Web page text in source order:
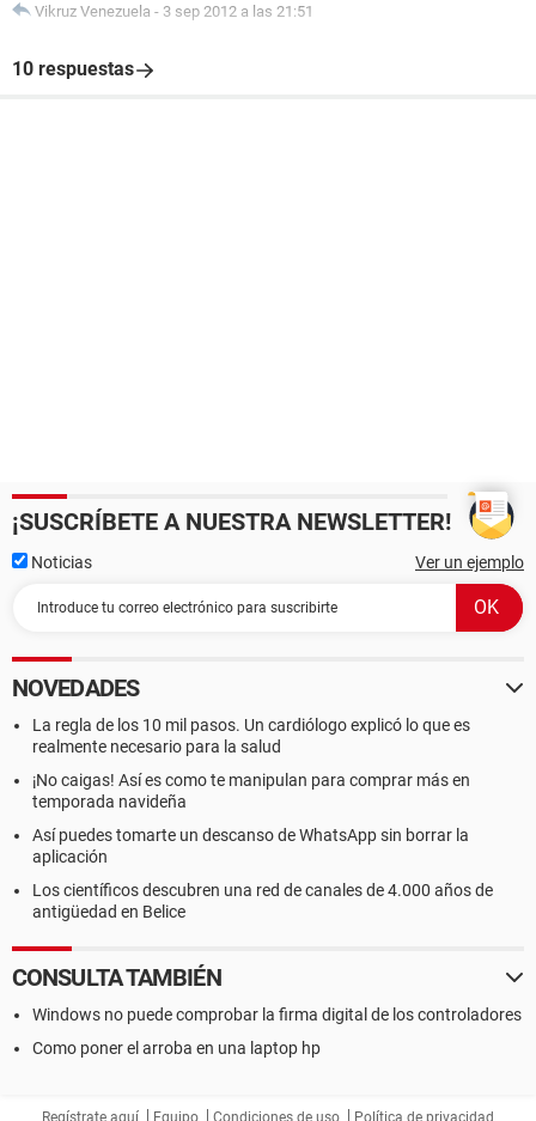
Vikruz Venezuela - 3 sep 2012 a las 21:51
10 respuestas
¡SUSCRÍBETE A NUESTRA NEWSLETTER!
Noticias Ver un ejemplo
NOVEDADES
La regla de los 10 mil pasos. Un cardiólogo explicó lo que es
realmente necesario para la salud
¡No caigas! Así es como te manipulan para comprar más en
temporada navideña
Así puedes tomarte un descanso de WhatsApp sin borrar la
aplicación
Los científicos descubren una red de canales de 4.000 años de
antigüedad en Belice
CONSULTA TAMBIÉN
Windows no puede comprobar la firma digital de los controladores
Como poner el arroba en una laptop hp
Regístrate aquí Equipo Condiciones de uso Política de privacidad